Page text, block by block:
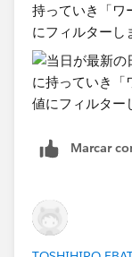
持っていき「ワ
にフィルターし
Marcar